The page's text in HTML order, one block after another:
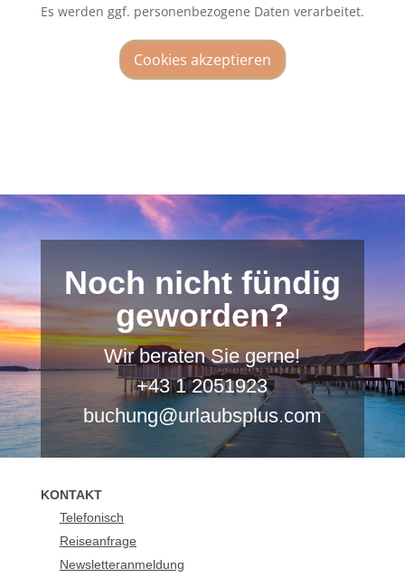
Es werden ggf. personenbezogene Daten verarbeitet.
Cookies akzeptieren
Noch nicht fündig
geworden?
Wir beraten Sie gerne!
+43 1 2051923
buchung@urlaubsplus.com
KONTAKT
Telefonisch
Reiseanfrage
Newsletteranmeldung